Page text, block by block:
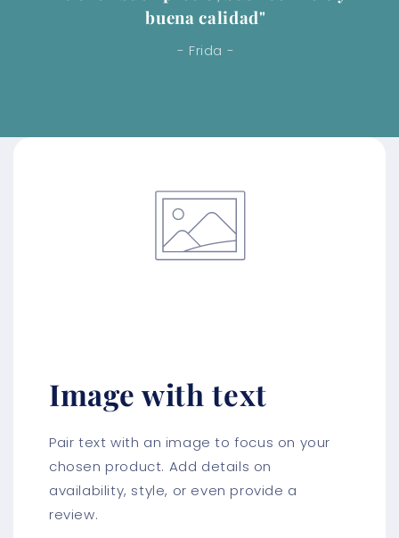
buena calidad"
- Frida -
Image with text
Pair text with an image to focus on your
chosen product. Add details on
availability, style, or even provide a
review.